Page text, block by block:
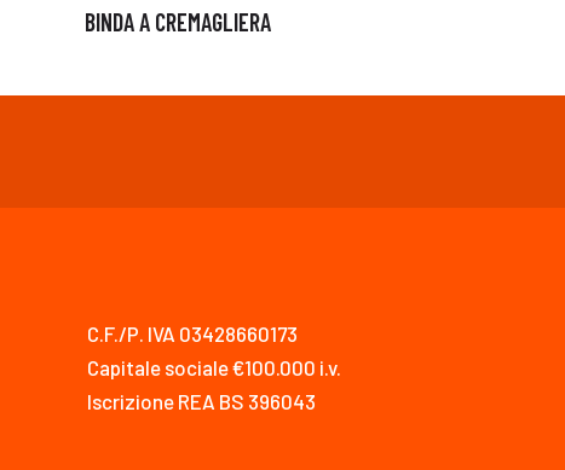
BINDA A CREMAGLIERA
C.F./P. IVA 03428660173
Capitale sociale €100.000 i.v.
Iscrizione REA BS 396043